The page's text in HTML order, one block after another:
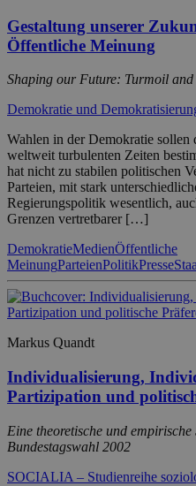
Gestaltung unserer
Öffentliche Meinung
Shaping our Future: Turmoil
Demokratie und
Wahlen in der Demokratie
weltweit turbulenten Zeiten
hat nicht zu stabilen politischen
Parteien, mit stark
Regierungspolitik wesentlich,
Grenzen vertretbarer […]
DemokratieMedienÖffentliche
MeinungParteienPolitikPresse
Markus Quandt
Individualisierung,
Partizipation und
Eine theoretische und
Bundestagswahl 2002
SOCIALIA – Studienreihe